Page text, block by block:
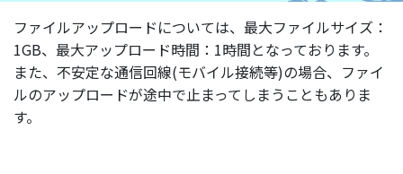
ファイルアップロードについては、最大ファイルサイズ：
1GB、最大アップロード時間：1時間となっております。
また、不安定な通信回線(モバイル接続等)の場合、ファイ
ルのアップロードが途中で止まってしまうこともありま
す。